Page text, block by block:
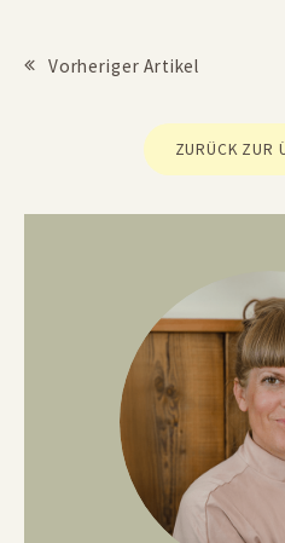
Vorheriger Artikel
ZURÜCK ZUR